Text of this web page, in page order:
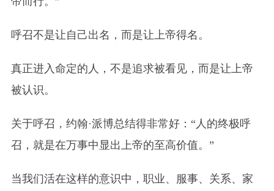
呼召不是让自己出名，而是让上帝得名。
真正进入命定的人，不是追求被看见，而是让上帝
被认识。
关于呼召，约翰·派博总结得非常好：“人的终极呼
召，就是在万事中显出上帝的至高价值。”
当我们活在这样的意识中，职业、服事、关系、家